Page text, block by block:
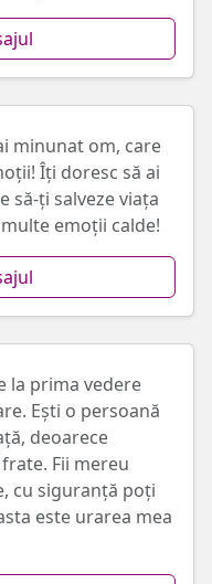
minunat om, care
Îți doresc să ai
să-ți salveze viața
emoții calde!
la prima vedere
Ești o persoană
deoarece
Fii mereu
cu siguranță poți
este urarea mea